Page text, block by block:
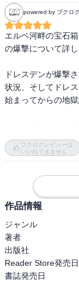
い街、軍事的に重
意味があったのか
たようである。
が、いずれにしろ
本書は、ドレスデ
記・手紙・断章・
ものである。
災厄、いや地獄その
なっている。
一通りの爆撃なら
しかし、この爆撃
上では火災嵐が起
れ、熱を逃れて水
逃げることができ
命拾いをしたが、
powered by ブクロ
エルベ河畔の宝石
の爆撃について詳し
ドレスデンが爆撃
状況、そしてドレ
始まってからの地獄
正直、私は怖いで
この先、私たちの
で恐れを感じたので
原爆や大空襲を経
題は重要な意味を
ブクログレビューは
いいねできません
作品情報
ジャンル
著者
出版社
Reader Store発売日
書誌発売日